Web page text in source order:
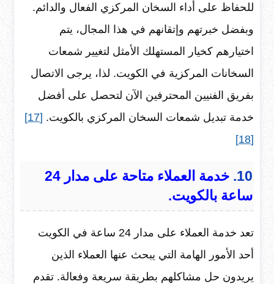
للحفاظ على أداء السخان المركزي الفعال والدائم.
وبفضل خبرتهم وإتقانهم في هذا المجال، يتم
اختيارهم كخيار المستهلك الأمثل لتغيير شمعات
السخانات المركزية في الكويت. لذا، يرجى الاتصال
بفريق الفنيين المحترفين الآن لتحصل على أفضل
خدمة تبديل شمعات السخان المركزي بالكويت. [17]
[18]
10.
خدمة العملاء متاحة على مدار 24
ساعة بالكويت.
تعد خدمة العملاء على مدار 24 ساعة في الكويت
أحد الأمور الهامة التي يبحث عنها العملاء الذين
يريدون حل مشاكلهم بطريقة سريعة وفعالة. تقدم